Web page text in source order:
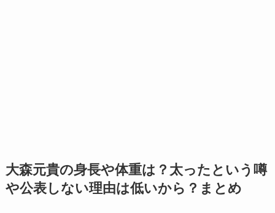
大森元貴の身長や体重は？太ったという噂
や公表しない理由は低いから？まとめ